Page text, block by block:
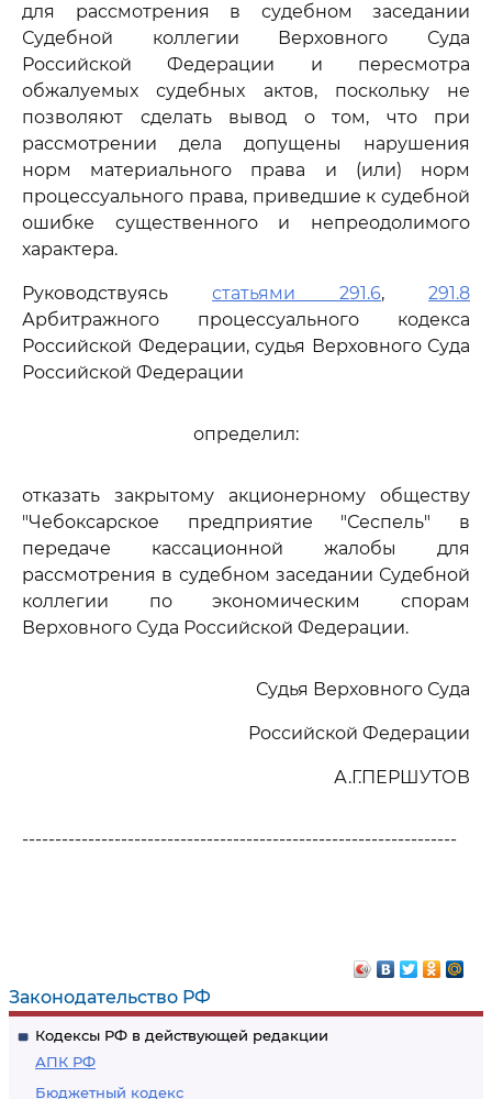
Законодательство РФ
Кодексы РФ в действующей редакции
АПК РФ
Бюджетный кодекс
для рассмотрения в судебном заседании
Судебной коллегии Верховного Суда
Российской Федерации и пересмотра
обжалуемых судебных актов, поскольку не
позволяют сделать вывод о том, что при
рассмотрении дела допущены нарушения
норм материального права и (или) норм
процессуального права, приведшие к судебной
ошибке существенного и непреодолимого
характера.
Руководствуясь статьями 291.6, 291.8
Арбитражного процессуального кодекса
Российской Федерации, судья Верховного Суда
Российской Федерации
определил:
отказать закрытому акционерному обществу
"Чебоксарское предприятие "Сеспель" в
передаче кассационной жалобы для
рассмотрения в судебном заседании Судебной
коллегии по экономическим спорам
Верховного Суда Российской Федерации.
Судья Верховного Суда
Российской Федерации
А.Г.ПЕРШУТОВ
------------------------------------------------------------------